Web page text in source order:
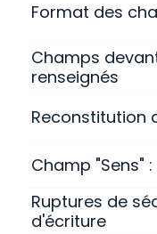
Format des
Champs
renseignés
Reconstitution
Champ "Sens" :
Ruptures de
d'écriture